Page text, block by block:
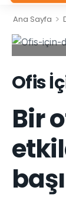
Ana Sayfa >
Ofis
Bir